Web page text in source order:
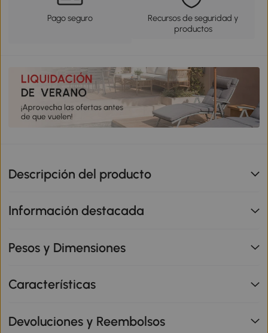
Pago seguro
Recursos de seguridad y
productos
Descripción del producto
Información destacada
Pesos y Dimensiones
Características
Devoluciones y Reembolsos